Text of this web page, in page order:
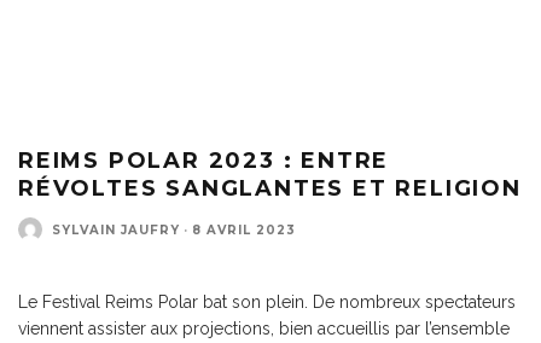
REIMS POLAR 2023 : ENTRE
RÉVOLTES SANGLANTES ET RELIGION
SYLVAIN JAUFRY · 8 AVRIL 2023
Le Festival Reims Polar bat son plein. De nombreux spectateurs
viennent assister aux projections, bien accueillis par l’ensemble